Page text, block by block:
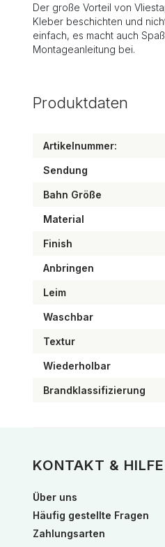
Der große Vorteil von
Kleber beschichten und
einfach, es macht auch
Montageanleitung bei.
Produktdaten
Artikelnummer:
Sendung
Bahn Größe
Material
Finish
Anbringen
Leim
Waschbar
Textur
Wiederholbar
Brandklassifizierung
KONTAKT & HILFE
Über uns
Häufig gestellte Fragen
Zahlungsarten